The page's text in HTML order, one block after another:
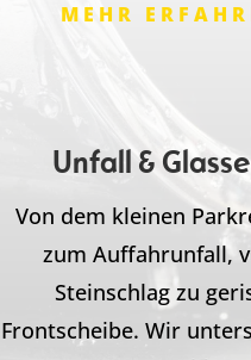
MEHR
Unfall &
Von dem kleinen
zum Auffahrunfall,
Steinschlag zu
Frontscheibe. Wir